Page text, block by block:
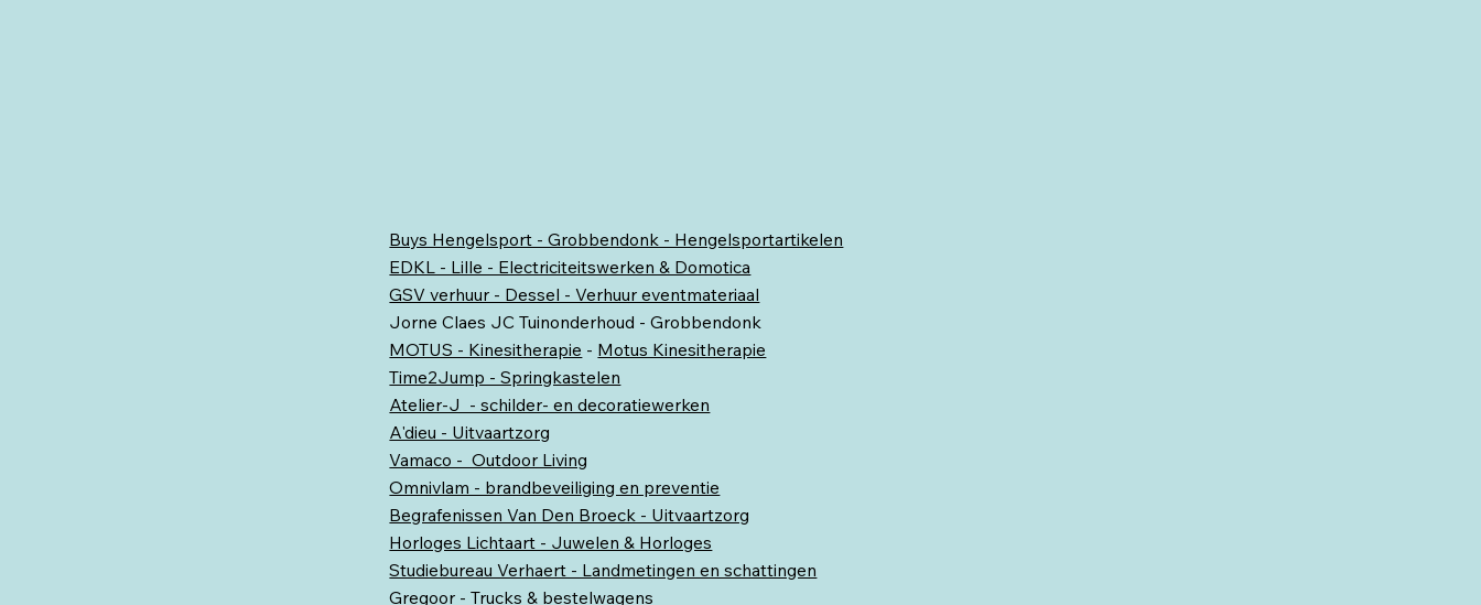
Buys Hengelsport - Grobbendonk - Hengelsportartikelen
EDKL - Lille - Electriciteitswerken & Domotica
GSV verhuur - Dessel - Verhuur eventmateriaal
Jorne Claes JC Tuinonderhoud - Grobbendonk
MOTUS - Kinesitherapie - Motus Kinesitherapie
Time2Jump - Springkastelen
Atelier-J - schilder- en decoratiewerken
A'dieu - Uitvaartzorg
Vamaco - Outdoor Living
Omnivlam - brandbeveiliging en preventie
Begrafenissen Van Den Broeck - Uitvaartzorg
Horloges Lichtaart - Juwelen & Horloges
Studiebureau Verhaert - Landmetingen en schattingen
Gregoor - Trucks & bestelwagens